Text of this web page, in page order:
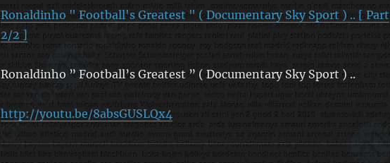
Ronaldinho " Football's Greatest " ( Documentary Sky Sport ) .. [ Part
2/2 ]
Ronaldinho ” Football’s Greatest ” ( Documentary Sky Sport ) ..
http://youtu.be/8absGUSLQx4